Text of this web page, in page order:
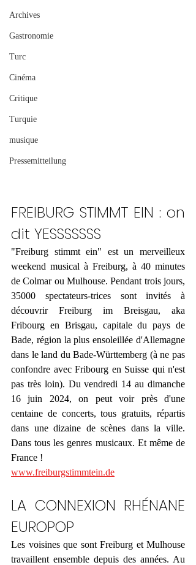
Archives
Gastronomie
Turc
Cinéma
Critique
Turquie
musique
Pressemitteilung
FREIBURG STIMMT EIN : on
dit YESSSSSSS
"Freiburg stimmt ein" est un merveilleux
weekend musical à Freiburg, à 40 minutes
de Colmar ou Mulhouse. Pendant trois jours,
35000 spectateurs-trices sont invités à
découvrir Freiburg im Breisgau, aka
Fribourg en Brisgau, capitale du pays de
Bade, région la plus ensoleillée d'Allemagne
dans le land du Bade-Württemberg (à ne pas
confondre avec Fribourg en Suisse qui n'est
pas très loin). Du vendredi 14 au dimanche
16 juin 2024, on peut voir près d'une
centaine de concerts, tous gratuits, répartis
dans une dizaine de scènes dans la ville.
Dans tous les genres musicaux. Et même de
France !
www.freiburgstimmtein.de
LA CONNEXION RHÉNANE
EUROPOP
Les voisines que sont Freiburg et Mulhouse
travaillent ensemble depuis des années. Au